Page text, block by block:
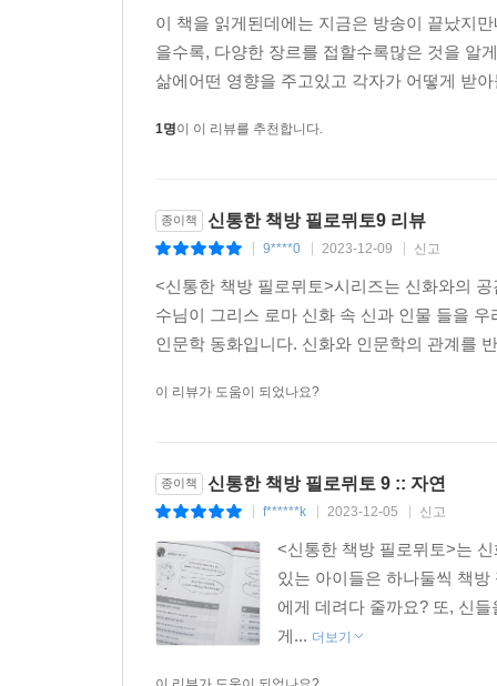
이 책을 읽게된데에는 지금은 방송이 끝났지
을수록, 다양한 장르를 접할수록많은 것을 알
삶에어떤 영향을 주고있고 각자가 어떻게 받
1명이 이 리뷰를 추천합니다.
종이책 신통한 책방 필로뮈토9 리뷰
9****0 2023-12-09 신고
<신통한 책방 필로뮈토>시리즈는 신화와의
수님이 그리스 로마 신화 속 신과 인물 들을
인문학 동화입니다. 신화와 인문학의 관계를
이 리뷰가 도움이 되었나요?
종이책 신통한 책방 필로뮈토 9 :: 자연
f******k 2023-12-05 신고
<신통한 책방 필로뮈토>는
있는 아이들은 하나둘씩 책
에게 데려다 줄까요? 또, 신
게... 더보기